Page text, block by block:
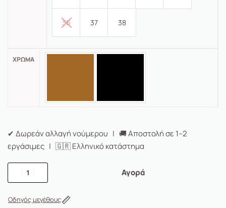
36 37 38
ΧΡΏΜΑ
✔ Δωρεάν αλλαγή νούμερου | 🚚 Αποστολή σε 1–2
εργάσιμες | 🇬🇷 Ελληνικό κατάστημα
Αγορά
Οδηγός μεγέθους